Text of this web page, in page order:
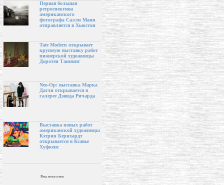
Первая большая
ретроспектива
американского
фотографа Салли Манн
отправляется в Хьюстон
Tate Modern открывает
крупную выставку работ
пионерской художницы
Доротеи Таннинг
Neo-Op: выставка Марка
Дагли открывается в
галерее Дэвида Ричарда
Выставка новых работ
американской художницы
Кэтрин Бернхардт
открывается в Ксавье
Хуфкенс
Вид искусства